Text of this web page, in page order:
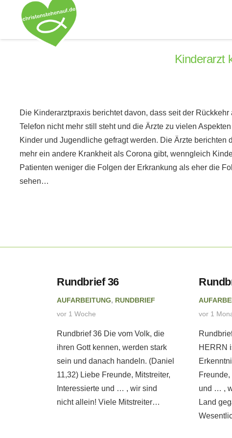
Kinderarzt
Die Kinderarztpraxis berichtet davon, dass seit der
Telefon nicht mehr still steht und die Ärzte zu vielen
Kinder und Jugendliche gefragt werden. Die Ärzte berichten
mehr ein andere Krankheit als Corona gibt, wenngleich
Patienten weniger die Folgen der Erkrankung als eher die
sehen…
Rundbrief 36
AUFARBEITUNG, RUNDBRIEF
vor 1 Woche
Rundbrief 36 Die vom Volk, die
ihren Gott kennen, werden stark
sein und danach handeln. (Daniel
11,32) Liebe Freunde, Mitstreiter,
Interessierte und … , wir sind
nicht allein! Viele Mitstreiter…
vor 1
HERRN
und … ,
Land